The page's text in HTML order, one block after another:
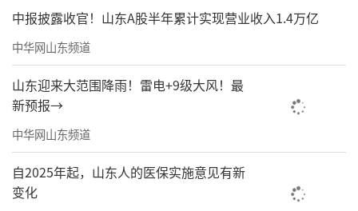
中报披露收官！山东A股半年累计实现营业收入1.4万亿
中华网山东频道
山东迎来大范围降雨！雷电+9级大风！最
新预报→
中华网山东频道
自2025年起，山东人的医保实施意见有新
变化